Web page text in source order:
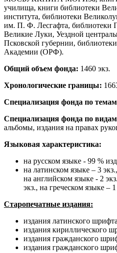
училища, книги библиотеки
института, библиотеки
им. П. Ф. Лесгафта, библиотеки
Великие Луки, Уездной
Псковской губернии,
Академии (ОРФ).
Общий объем фонда: 1460 экз.
Хронологические границы:
Специализация фонда по
Специализация фонда по
альбомы, издания на правах
Языковая характеристика:
на русском языке - 99 %
на латинском языке – 3
на английском языке - 2
экз., на греческом языке – 1
Старопечатные издания:
издания латинского
издания кириллического
издания гражданского
издания гражданского